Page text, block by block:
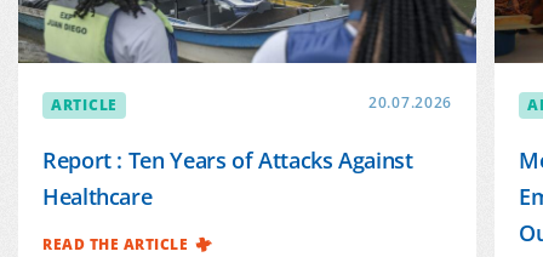
ARTICLE 20.07.2026
Report : Ten Years of Attacks Against
Healthcare
READ THE ARTICLE